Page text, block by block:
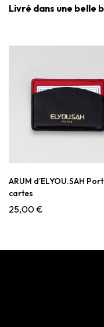
Livré dans une belle
ARUM d’ELYOU.SAH
cartes
25,00€